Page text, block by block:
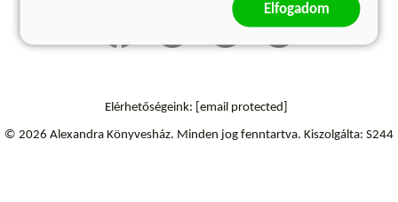
Elérhetőségeink: [email protected]
© 2026 Alexandra Könyvesház. Minden jog fenntartva. Kiszolgálta: S244
Elfogadom